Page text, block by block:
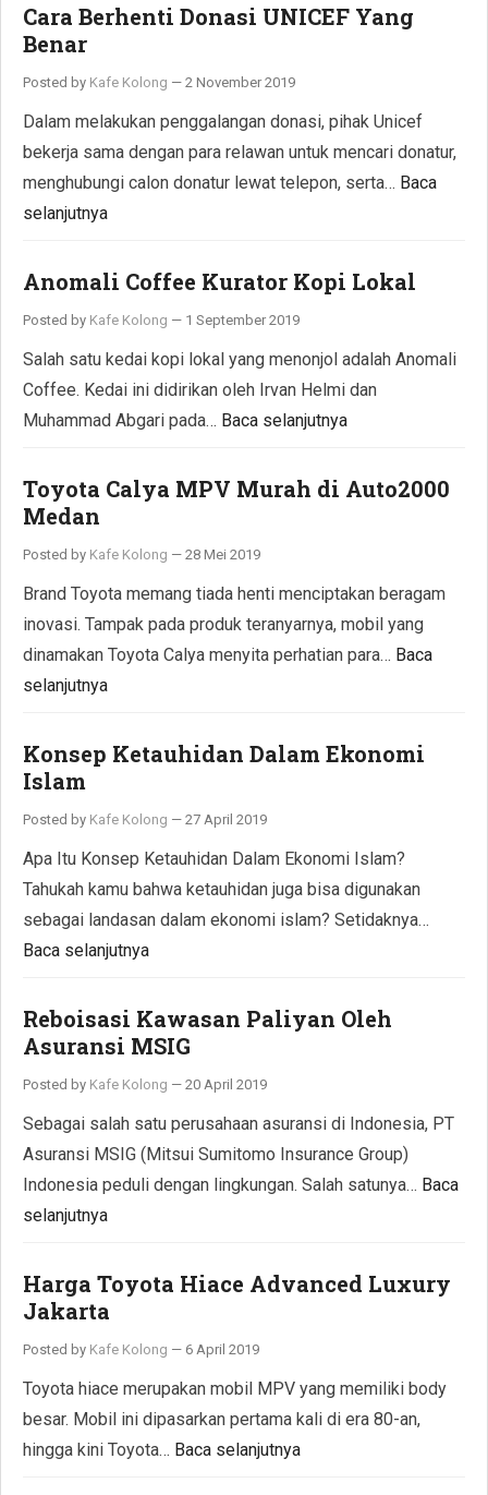
Cara Berhenti Donasi UNICEF Yang
Benar
Posted by Kafe Kolong — 2 November 2019
Dalam melakukan penggalangan donasi, pihak Unicef
bekerja sama dengan para relawan untuk mencari donatur,
menghubungi calon donatur lewat telepon, serta… Baca
selanjutnya
Anomali Coffee Kurator Kopi Lokal
Posted by Kafe Kolong — 1 September 2019
Salah satu kedai kopi lokal yang menonjol adalah Anomali
Coffee. Kedai ini didirikan oleh Irvan Helmi dan
Muhammad Abgari pada… Baca selanjutnya
Toyota Calya MPV Murah di Auto2000
Medan
Posted by Kafe Kolong — 28 Mei 2019
Brand Toyota memang tiada henti menciptakan beragam
inovasi. Tampak pada produk teranyarnya, mobil yang
dinamakan Toyota Calya menyita perhatian para… Baca
selanjutnya
Konsep Ketauhidan Dalam Ekonomi
Islam
Posted by Kafe Kolong — 27 April 2019
Apa Itu Konsep Ketauhidan Dalam Ekonomi Islam?
Tahukah kamu bahwa ketauhidan juga bisa digunakan
sebagai landasan dalam ekonomi islam? Setidaknya…
Baca selanjutnya
Reboisasi Kawasan Paliyan Oleh
Asuransi MSIG
Posted by Kafe Kolong — 20 April 2019
Sebagai salah satu perusahaan asuransi di Indonesia, PT
Asuransi MSIG (Mitsui Sumitomo Insurance Group)
Indonesia peduli dengan lingkungan. Salah satunya… Baca
selanjutnya
Harga Toyota Hiace Advanced Luxury
Jakarta
Posted by Kafe Kolong — 6 April 2019
Toyota hiace merupakan mobil MPV yang memiliki body
besar. Mobil ini dipasarkan pertama kali di era 80-an,
hingga kini Toyota… Baca selanjutnya